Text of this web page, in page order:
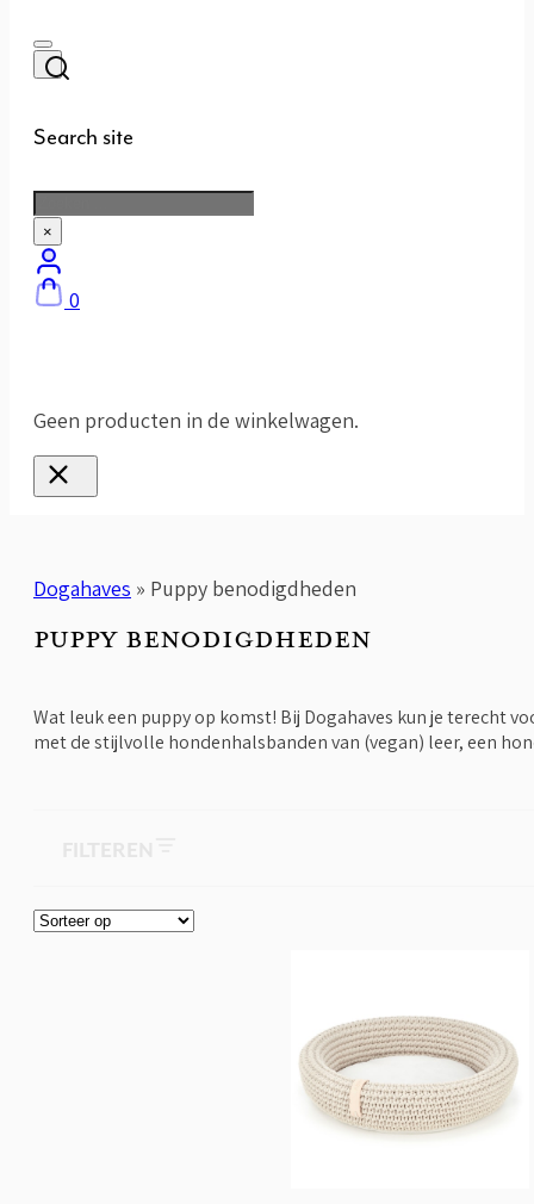
Search site
Zoeken
×
0
Geen producten in de winkelwagen.
Dogahaves » Puppy benodigdheden
PUPPY BENODIGDHEDEN
Wat leuk een puppy op komst! Bij Dogahaves kun je terecht
met de stijlvolle hondenhalsbanden van (vegan) leer, een